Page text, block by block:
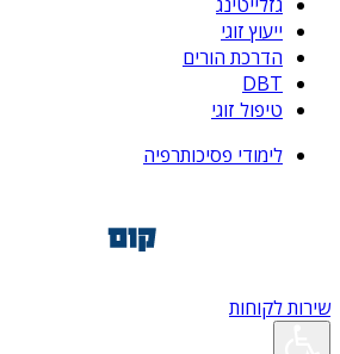
ייעוץ זוגי
הדרכת הורים
DBT
טיפול זוגי
לימודי פסיכותרפיה
שירות לקוחות